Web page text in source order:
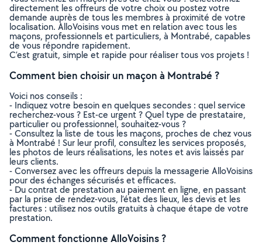
directement les offreurs de votre choix ou postez votre
demande auprès de tous les membres à proximité de votre
localisation. AlloVoisins vous met en relation avec tous les
maçons, professionnels et particuliers, à Montrabé, capables
de vous répondre rapidement.
C’est gratuit, simple et rapide pour réaliser tous vos projets !
Comment bien choisir un maçon à Montrabé ?
Voici nos conseils :
- Indiquez votre besoin en quelques secondes : quel service
recherchez-vous ? Est-ce urgent ? Quel type de prestataire,
particulier ou professionnel, souhaitez-vous ?
- Consultez la liste de tous les maçons, proches de chez vous
à Montrabé ! Sur leur profil, consultez les services proposés,
les photos de leurs réalisations, les notes et avis laissés par
leurs clients.
- Conversez avec les offreurs depuis la messagerie AlloVoisins
pour des échanges sécurisés et efficaces.
- Du contrat de prestation au paiement en ligne, en passant
par la prise de rendez-vous, l’état des lieux, les devis et les
factures : utilisez nos outils gratuits à chaque étape de votre
prestation.
Comment fonctionne AlloVoisins ?